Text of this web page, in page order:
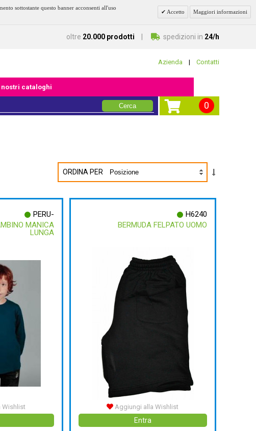
sottostante questo banner acconsenti all'uso
Accetto Maggiori informazioni
oltre 20.000 prodotti spedizioni in 24/h
Azienda | Contatti
nostri cataloghi
Cerca 0
ORDINA PER
PERU-
MANICA
LUNGA
Wishlist
H6240
BERMUDA FELPATO UOMO
Aggiungi alla Wishlist
Entra